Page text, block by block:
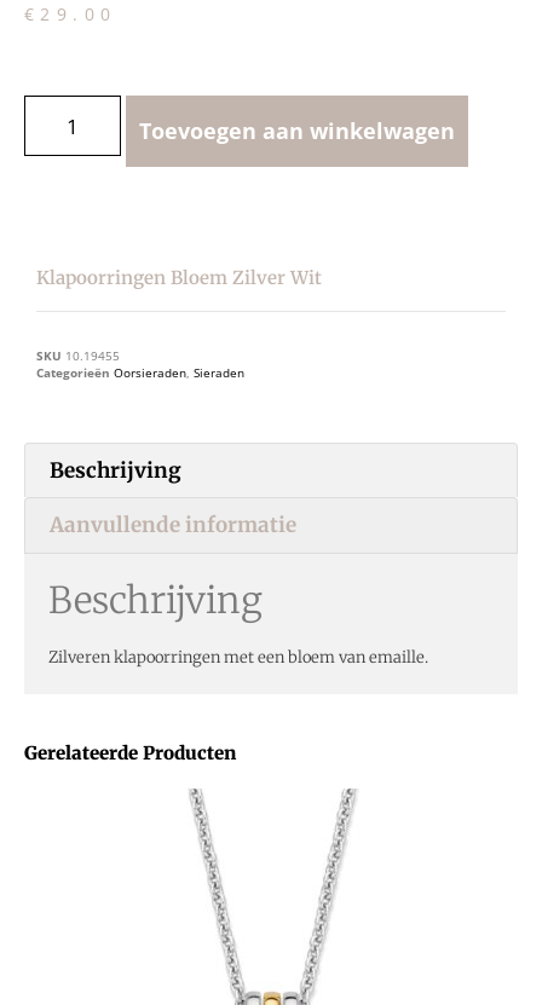
€ 29.00
Toevoegen aan winkelwagen
Gerelateerde Producten
Klapoorringen Bloem Zilver Wit
SKU 10.19455
Categorieën Oorsieraden, Sieraden
Beschrijving
Aanvullende informatie
Beschrijving
Zilveren klapoorringen met een bloem van emaille.